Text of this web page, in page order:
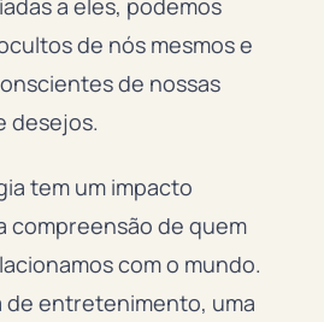
de nós mesmos e
de nossas
desejos.
tem um impacto
compreensão de quem
com o mundo.
de entretenimento, uma